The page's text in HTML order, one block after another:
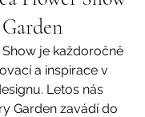
je každoročně
a inspirace v
Letos nás
Garden zavádí do